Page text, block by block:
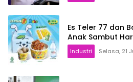
Es Teler 77 dan
Anak Sambut
Industri Selasa, 21